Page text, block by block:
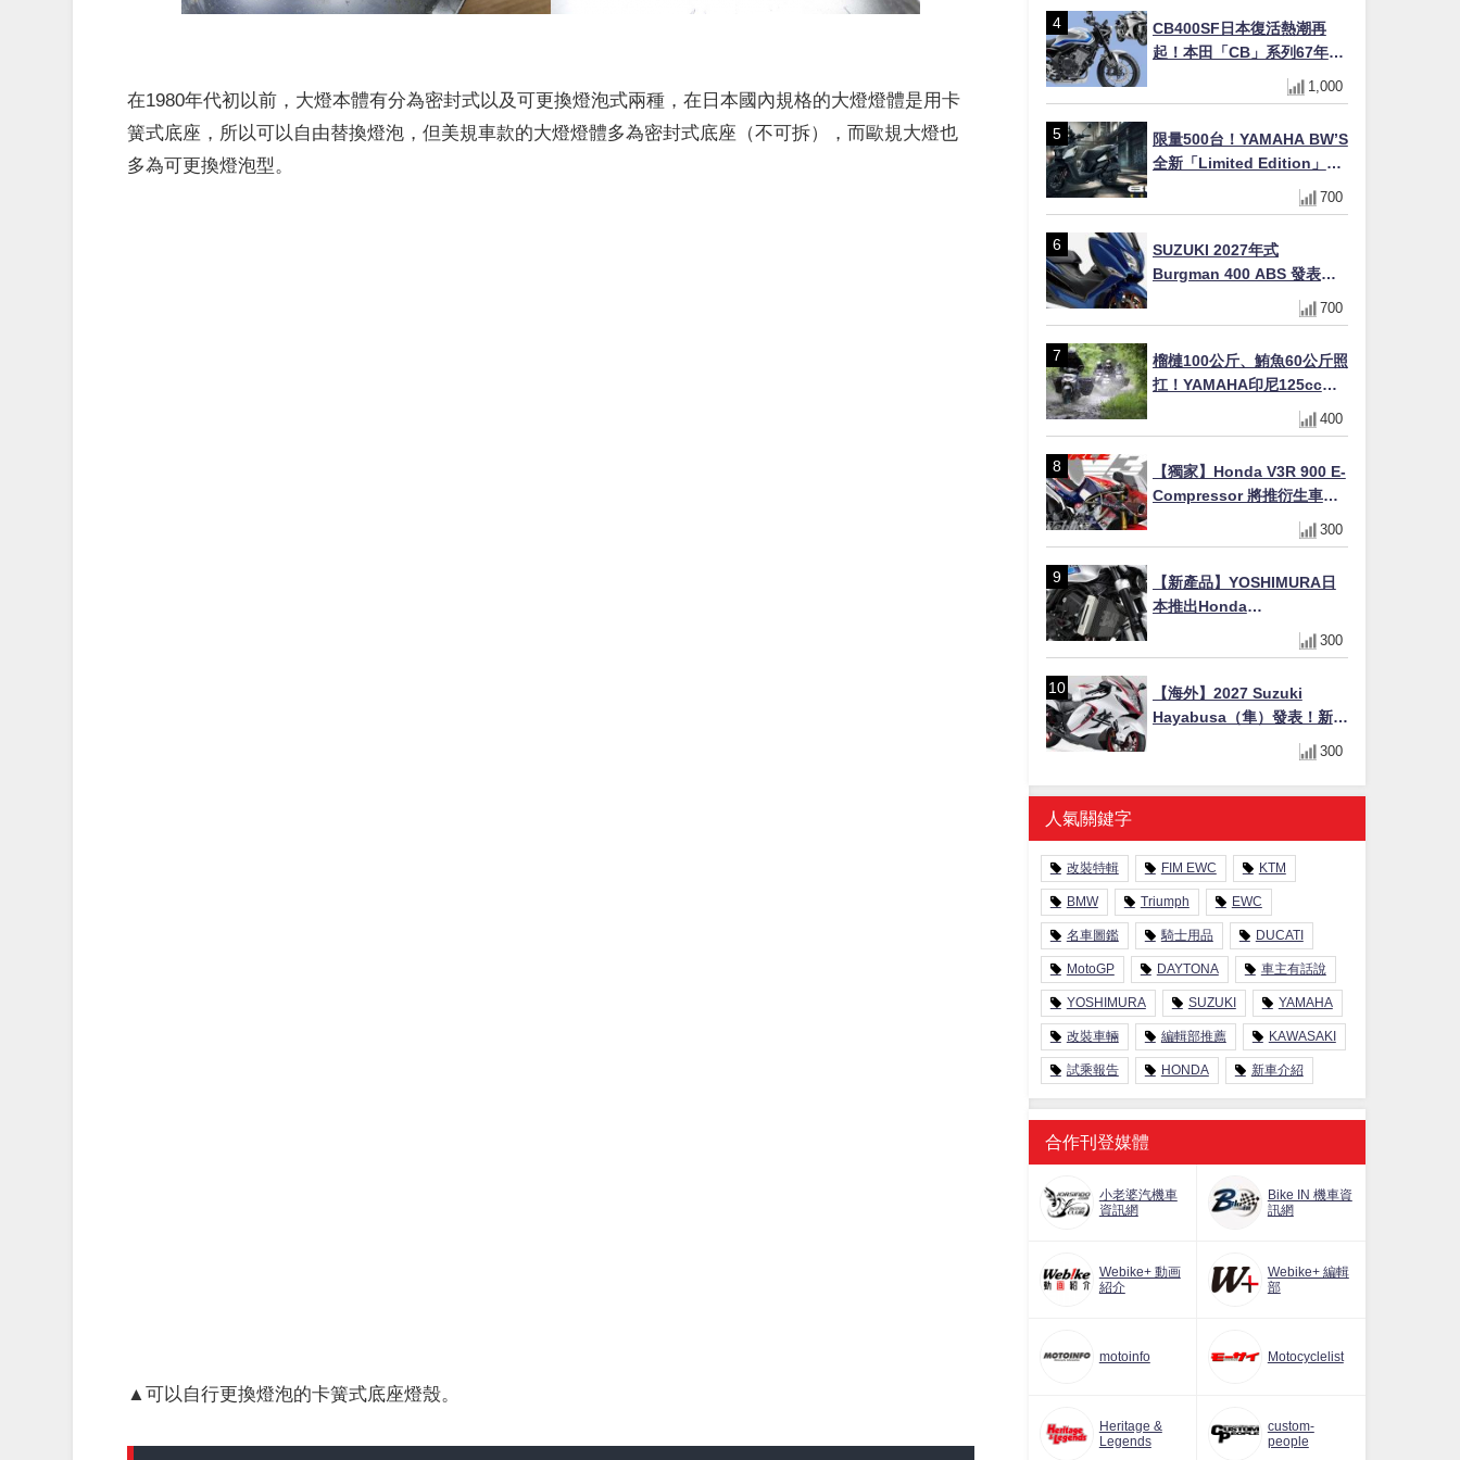
在1980年代初以前，大燈本體有分為密封式以及可更換燈泡式兩種，在日本國內規格的大燈燈體是用卡
簧式底座，所以可以自由替換燈泡，但美規車款的大燈燈體多為密封式底座（不可拆），而歐規大燈也
多為可更換燈泡型。
▲可以自行更換燈泡的卡簧式底座燈殼。
CB400SF日本復活熱潮再
起！本田「CB」系列67年傳
奇解密 與CBR差異一次搞懂
1,000
限量500台！YAMAHA BW’S
全新「Limited Edition」都
市探索限定色 GOOPiMADE
聯名包同步登場
700
SUZUKI 2027年式
Burgman 400 ABS 發表！
8/18日本上市、支援E10汽油
售價98萬100日圓
700
榴槤100公斤、鮪魚60公斤照
扛！YAMAHA印尼125cc速
克達Gear Ultima 2740公里
耐操實測
400
【獨家】Honda V3R 900 E-
Compressor 將推衍生車
系？自然進氣 V3 同步測試
中，CG 預想曝光！
300
【新產品】YOSHIMURA日
本推出Honda
CB1000F/CB1000 HORNET
專用水箱護網，六角網紋設
300
【海外】2027 Suzuki
Hayabusa（隼）發表！新增
Special Edition 特仕版，全
新珍珠白塗裝與專屬配備登
場
300
人氣關鍵字
改裝特輯 FIM EWC KTM
BMW Triumph EWC
名車圖鑑 騎士用品 DUCATI
MotoGP DAYTONA 車主有話說
YOSHIMURA SUZUKI YAMAHA
改裝車輛 編輯部推薦 KAWASAKI
試乘報告 HONDA 新車介紹
合作刊登媒體
小老婆汽機車
資訊網
Bike IN 機車資
訊網
Webike+ 動画
紹介
Webike+ 編輯
部
motoinfo Motocyclelist
Heritage &
Legends
custom-
people